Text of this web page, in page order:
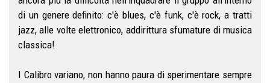
di un genere definito: c'è blues, c'è funk, c'è rock, a tratti
jazz, alle volte elettronico, addirittura sfumature di musica
classica!
I Calibro variano, non hanno paura di sperimentare sempre